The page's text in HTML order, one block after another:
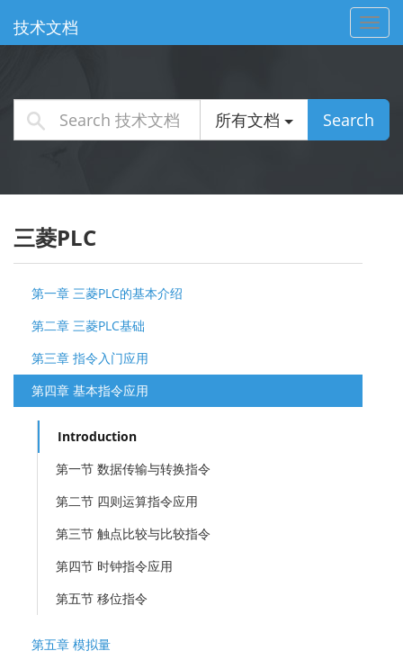
技术文档
所有文档 Search
三菱PLC
第一章 三菱PLC的基本介绍
第二章 三菱PLC基础
第三章 指令入门应用
第四章 基本指令应用
Introduction
第一节 数据传输与转换指令
第二节 四则运算指令应用
第三节 触点比较与比较指令
第四节 时钟指令应用
第五节 移位指令
第五章 模拟量